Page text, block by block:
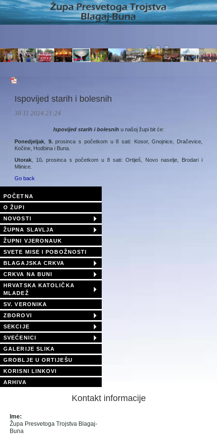
Ispovijed starih i bolesnih
30.11.2024 21:24
Ispovijed starih i bolesnih u našoj župi bit će:
Ponedjeljak 9.prosinca s početkom u 8 sati: Kosor, Gnojnice, Dračevice,
Kočine, Hodbina i Buna.
Utorak , 10. prosinca s početkom u 8 sati: Ortiješ, Novo naselje, Brodari i
Mlinice.
Go back
POČETNA
O ŽUPI
NOVOSTI
ŽUPNA SLAVLJA
ŽUPNI VJERONAUK
SVETE MISE I POBOŽNOSTI
BLAGAJSKA CRKVA
CRKVA NA BUNI
HRVATSKA KATOLIČKA
MLADEŽ
SV. VERONIKA
ZBOROVI
SEKCIJE
SVEĆENICI
GALERIJE SLIKA
GROBLJE U ORTIJEŠU
KORISNI LINKOVI
ARHIVA
Kontakt informacije
Ime:
Župa Presvetoga Trojstva Blagaj-
Buna